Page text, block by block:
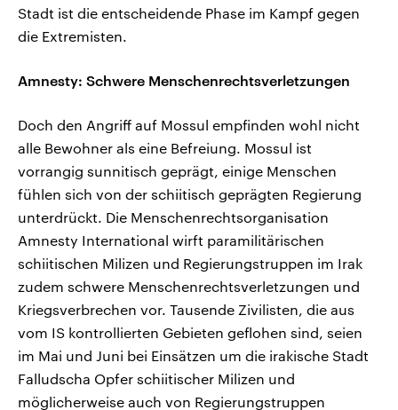
Stadt ist die entscheidende Phase im Kampf gegen
die Extremisten.
Amnesty: Schwere Menschenrechtsverletzungen
Doch den Angriff auf Mossul empfinden wohl nicht
alle Bewohner als eine Befreiung. Mossul ist
vorrangig sunnitisch geprägt, einige Menschen
fühlen sich von der schiitisch geprägten Regierung
unterdrückt. Die Menschenrechtsorganisation
Amnesty International wirft paramilitärischen
schiitischen Milizen und Regierungstruppen im Irak
zudem schwere Menschenrechtsverletzungen und
Kriegsverbrechen vor. Tausende Zivilisten, die aus
vom IS kontrollierten Gebieten geflohen sind, seien
im Mai und Juni bei Einsätzen um die irakische Stadt
Falludscha Opfer schiitischer Milizen und
möglicherweise auch von Regierungstruppen